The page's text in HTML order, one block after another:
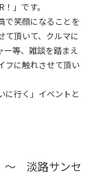
」です。
で笑顔になることを
て頂いて、クルマに
等、雑談を踏まえ
フに触れさせて頂い
に行く」イベントと
～ 淡路サンセ